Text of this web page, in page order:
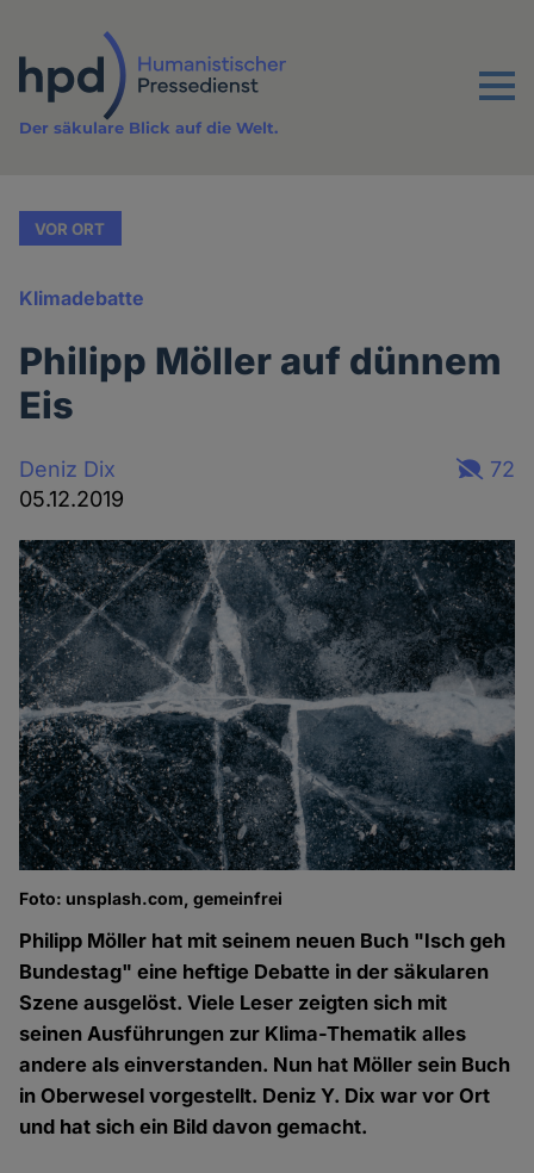
Inhalt
Menu
Der säkulare Blick auf die Welt.
VOR ORT
Klimadebatte
Philipp Möller auf dünnem
Eis
Deniz Dix
05.12.2019
72
Foto: unsplash.com, gemeinfrei
Philipp Möller hat mit seinem neuen Buch "Isch geh
Bundestag" eine heftige Debatte in der säkularen
Szene ausgelöst. Viele Leser zeigten sich mit
seinen Ausführungen zur Klima-Thematik alles
andere als einverstanden. Nun hat Möller sein Buch
in Oberwesel vorgestellt. Deniz Y. Dix war vor Ort
und hat sich ein Bild davon gemacht.